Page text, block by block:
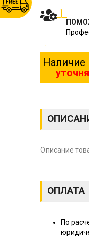
Наличие
Описание
ОПЛАТА
По